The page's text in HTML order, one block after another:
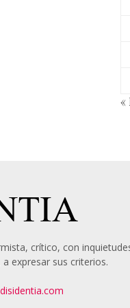
«
crítico, con
expresar sus criterios.